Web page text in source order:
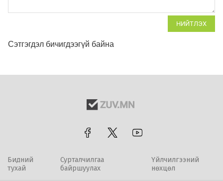
НИЙТЛЭХ
Сэтгэгдэл бичигдээгүй байна
Бидний
тухай
Сурталчилгаа
байршуулах
Үйлчилгээний
нөхцөл